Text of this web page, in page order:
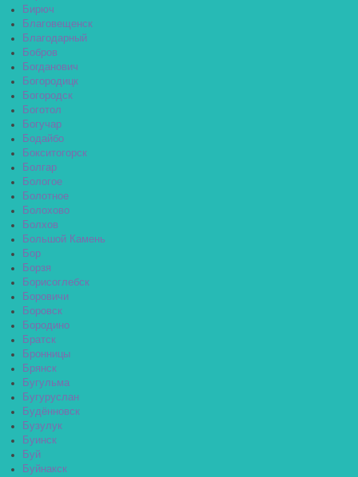
Бирюч
Благовещенск
Благодарный
Бобров
Богданович
Богородицк
Богородск
Боготол
Богучар
Бодайбо
Бокситогорск
Болгар
Бологое
Болотное
Болохово
Болхов
Большой Камень
Бор
Борзя
Борисоглебск
Боровичи
Боровск
Бородино
Братск
Бронницы
Брянск
Бугульма
Бугуруслан
Будённовск
Бузулук
Буинск
Буй
Буйнакск